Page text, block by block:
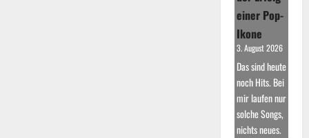
einer Pop-
Ikone
3. August 2026
Das sind heute
noch Hits. Bei
mir laufen nur
solche Songs,
nichts neues.